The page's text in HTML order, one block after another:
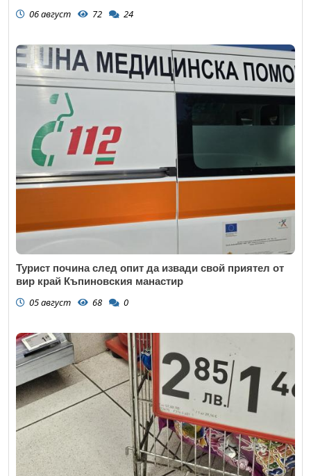
06 август 72 24
Турист почина след опит да извади свой приятел от
вир край Къпиновския манастир
05 август 68 0